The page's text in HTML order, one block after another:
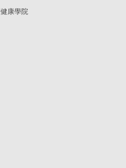
康學院